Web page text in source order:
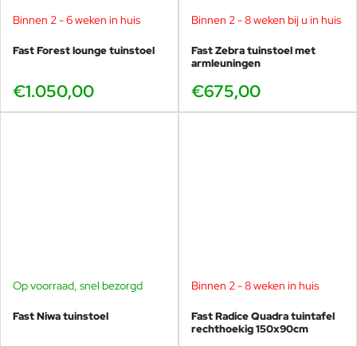
Binnen 2 - 6 weken in huis
Fast Forest lounge tuinstoel
€1.050,00
Binnen 2 - 8 weken bij u in huis
Fast Zebra tuinstoel met
armleuningen
€675,00
Op voorraad, snel bezorgd
Fast Niwa tuinstoel
Binnen 2 - 8 weken in huis
Fast Radice Quadra tuintafel
rechthoekig 150x90cm